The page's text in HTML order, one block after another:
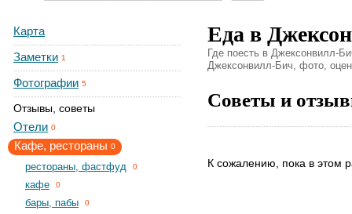
Карта
Заметки 1
Фотографии 5
Отзывы, советы
Отели 0
Кафе, рестораны 0
рестораны, фастфуд 0
кафе 0
бары, пабы 0
Еда в
Где поесть в Джексонвилл-
Джексонвилл-Бич, фото,
Советы и
К сожалению, пока в этом